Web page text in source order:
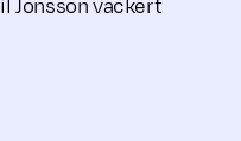
Jönsson vackert